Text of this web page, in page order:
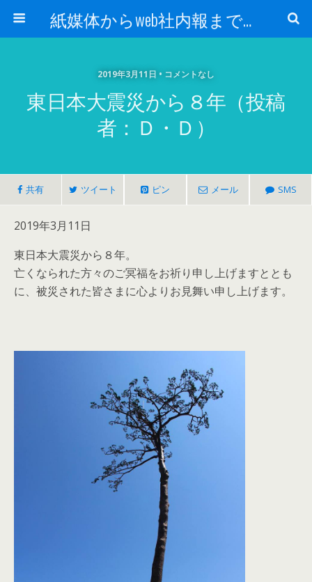
紙媒体からweb社内報まで 社内報制作会社 創言社：東京都千代田区飯田橋駅から１分
2019年3月11日 • コメントなし
東日本大震災から８年（投稿
者：Ｄ・Ｄ）
共有 ツイート ピン メール SMS
2019年3月11日
東日本大震災から８年。
亡くなられた方々のご冥福をお祈り申し上げますととも
に、被災された皆さまに心よりお見舞い申し上げます。